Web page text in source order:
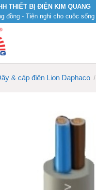
THIẾT BỊ ĐIỆN KIM QUANG
đồng - Tiện nghi cho cuộc sống
& cáp điện Lion Daphaco /